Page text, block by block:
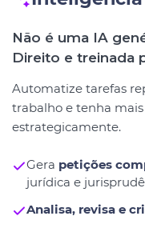
Não é uma IA
Direito e treinada
Automatize tarefas
trabalho e tenha
estrategicamente.
Gera petições
jurídica e
Analisa, revisa e